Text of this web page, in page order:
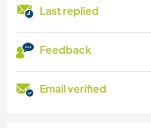
Last replied
Feedback
Email verified